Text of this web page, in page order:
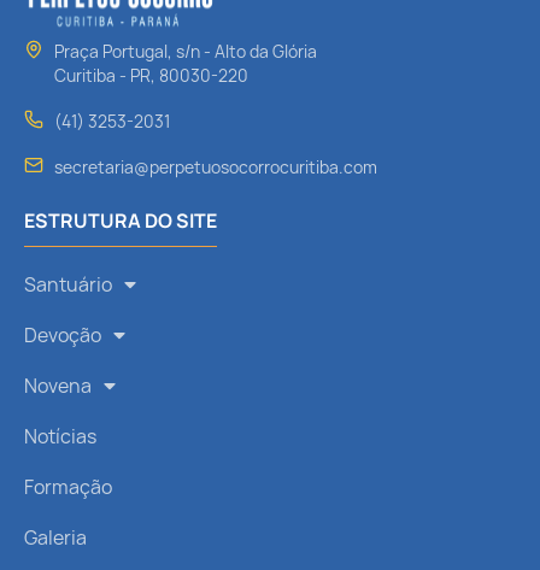
Praça Portugal, s/n - Alto da Glória
Curitiba - PR, 80030-220
(41) 3253-2031
secretaria@perpetuosocorrocuritiba.com
ESTRUTURA DO SITE
Santuário
Devoção
Novena
Notícias
Formação
Galeria